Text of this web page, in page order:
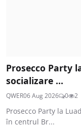
Prosecco Party
socializare ...
QWER06 Aug 2026 0 2
Prosecco Party la
în centrul Br...